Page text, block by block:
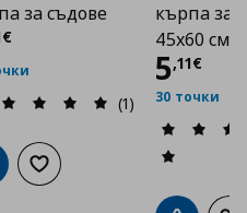
за съдове
€
(1)
в кошницата
Добави към списъка с
кърпа за
45x60 см;
5,11€
Цена
30 точки